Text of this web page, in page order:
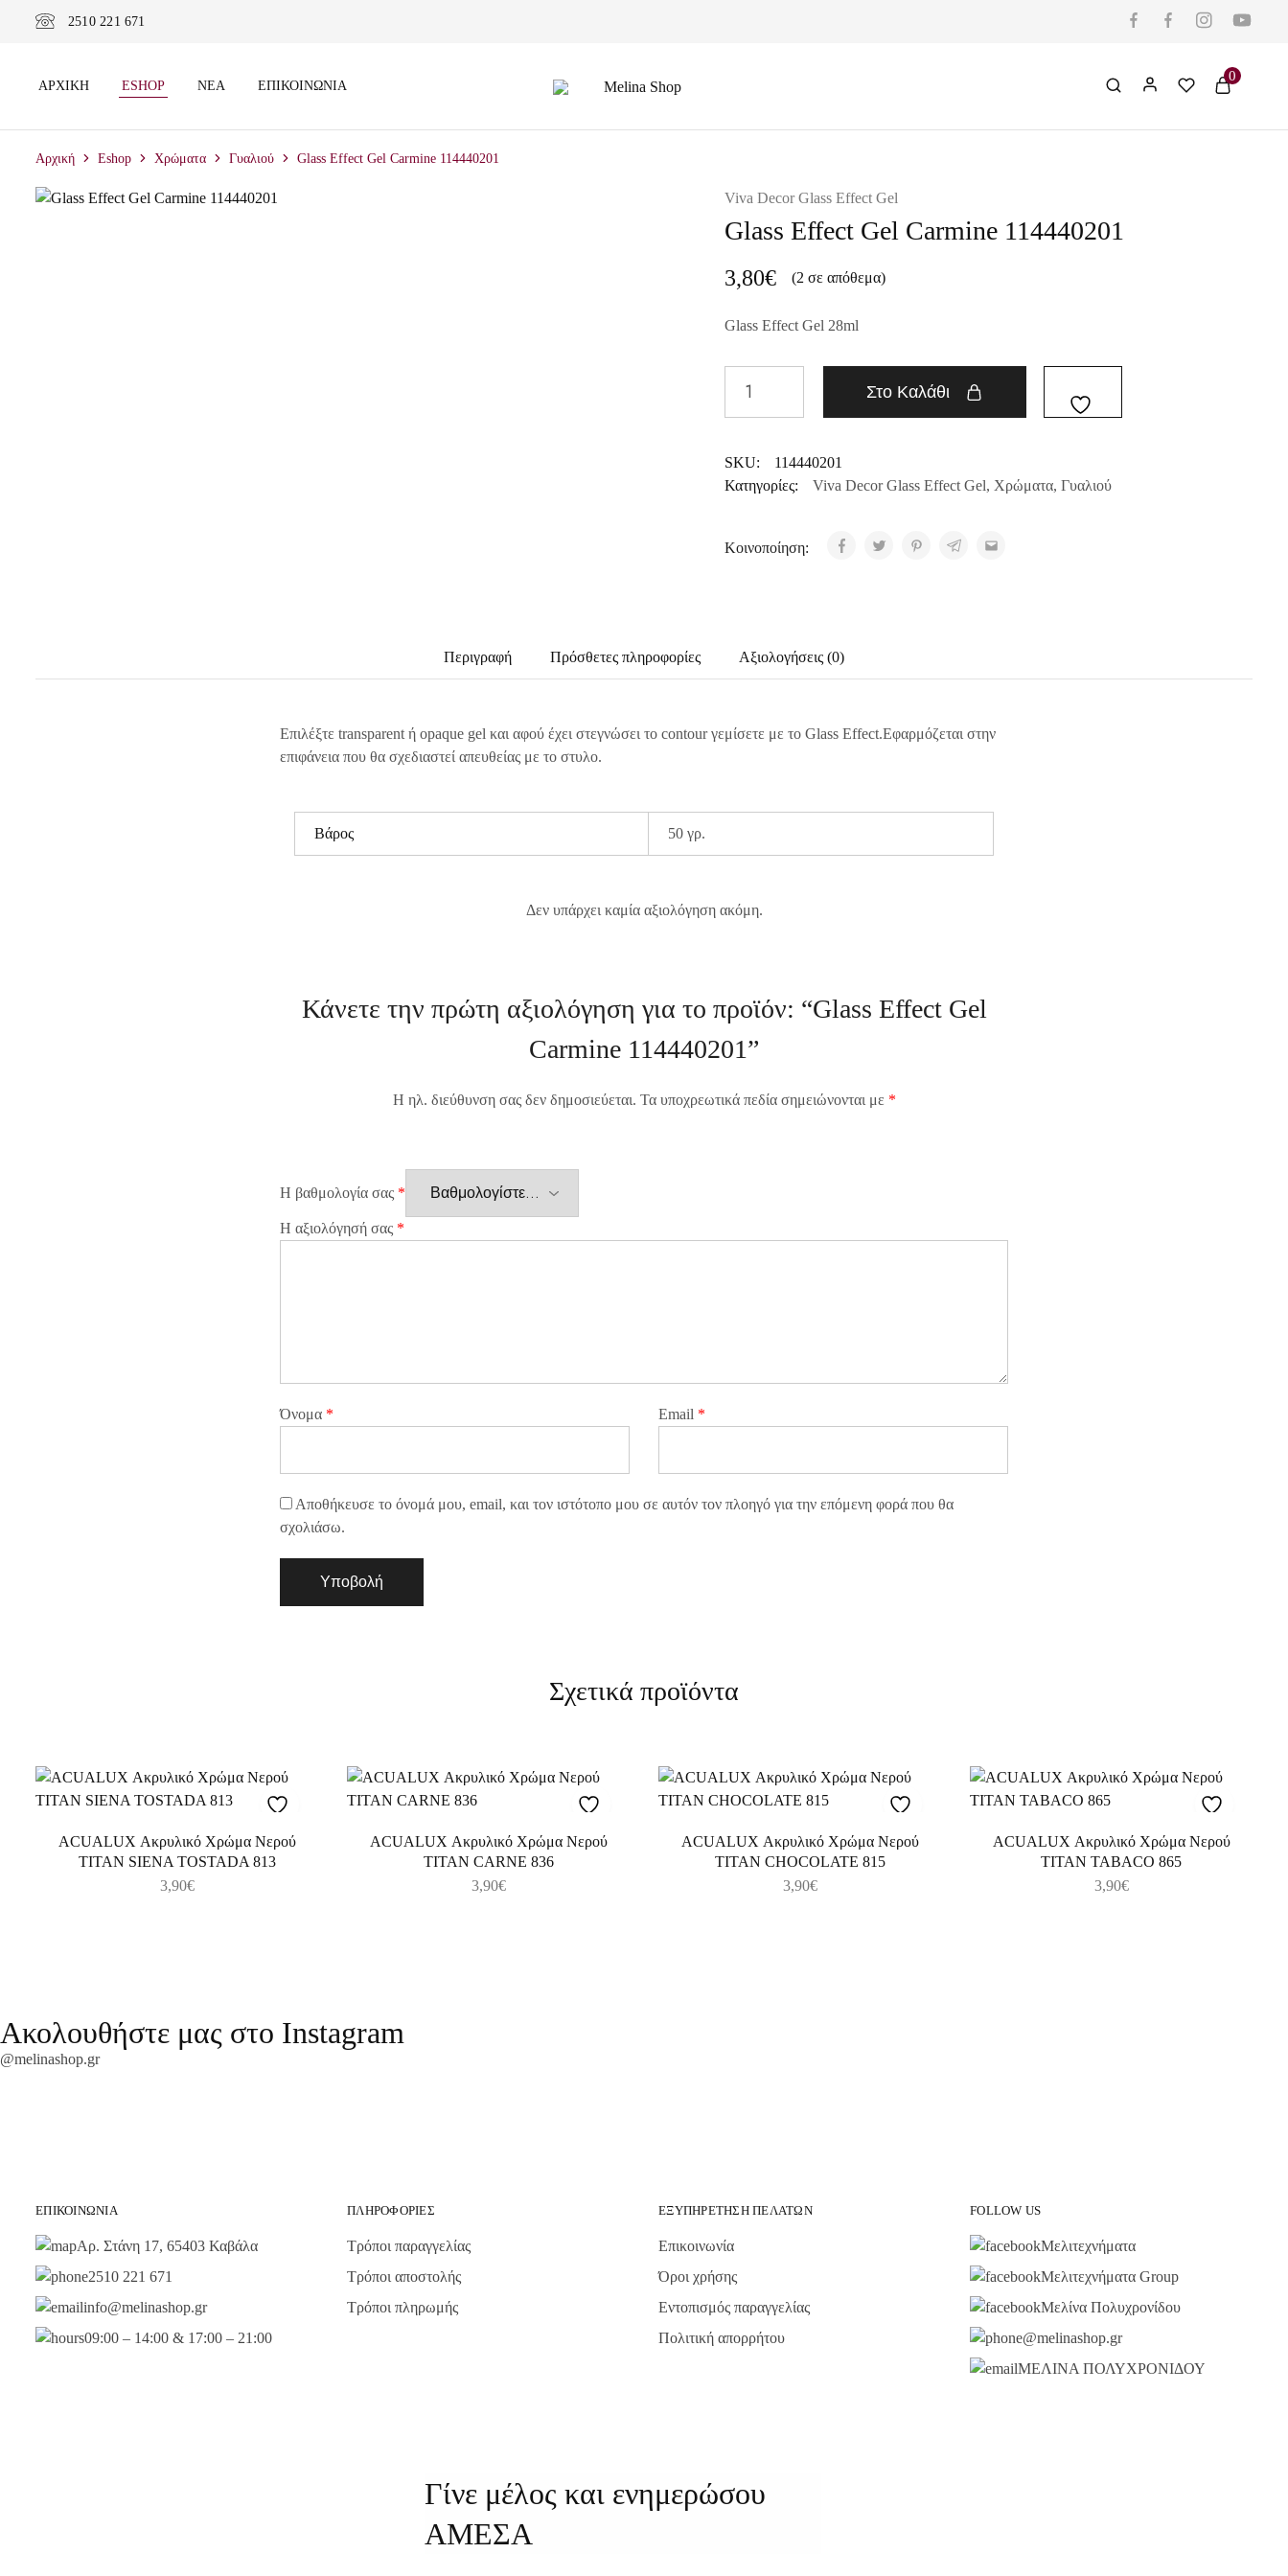
2510 221 671
ΑΡΧΙΚΉ ESHOP ΝΈΑ ΕΠΙΚΟΙΝΩΝΊΑ
Melina
0
Αρχική Eshop Χρώματα Γυαλιού Glass Effect Gel Carmine 114440201
Viva Decor Glass Effect Gel
Glass Effect Gel Carmine 114440201
3,80€ (2 σε απόθεμα)
Glass Effect Gel 28ml
Στο Καλάθι
SKU:
114440201
Κατηγορίες:
Viva Decor Glass Effect Gel, Χρώματα, Γυαλιού
Κοινοποίηση:
Περιγραφή Πρόσθετες πληροφορίες Αξιολογήσεις (0)
Επιλέξτε transparent ή opaque gel και αφού έχει στεγνώσει το contour γεμίσετε με το Glass Effect.Εφαρμόζεται στην
επιφάνεια που θα σχεδιαστεί απευθείας με το στυλο.
Βάρος 50 γρ.
Δεν υπάρχει καμία αξιολόγηση ακόμη.
Κάνετε την πρώτη αξιολόγηση για το προϊόν: “Glass Effect Gel
Carmine 114440201”
Η ηλ. διεύθυνση σας δεν δημοσιεύεται. Τα υποχρεωτικά πεδία σημειώνονται με *
Η βαθμολογία σας *
Η αξιολόγησή σας *
Όνομα * Email *
Αποθήκευσε το όνομά μου, email, και τον ιστότοπο μου σε αυτόν τον πλοηγό για την επόμενη φορά που θα
σχολιάσω.
Σχετικά προϊόντα
ACUALUX Ακρυλικό Χρώμα Νερού
TITAN SIENA TOSTADA 813
3,90€
ACUALUX Ακρυλικό Χρώμα Νερού
TITAN CARNE 836
3,90€
ACUALUX Ακρυλικό Χρώμα Νερού
TITAN CHOCOLATE 815
3,90€
ACUALUX Ακρυλικό Χρώμα Νερού
TITAN TABACO 865
3,90€
Ακολουθήστε μας στο Instagram
@melinashop.gr
ΕΠΙΚΟΙΝΩΝΊΑ
Αρ. Στάνη 17, 65403 Καβάλα
2510 221 671
info@melinashop.gr
09:00 – 14:00 & 17:00 – 21:00
ΠΛΗΡΟΦΟΡΊΕΣ
Τρόποι παραγγελίας
Τρόποι αποστολής
Τρόποι πληρωμής
ΕΞΥΠΗΡΈΤΗΣΗ ΠΕΛΑΤΏΝ
Επικοινωνία
Όροι χρήσης
Εντοπισμός παραγγελίας
Πολιτική απορρήτου
FOLLOW US
Μελιτεχνήματα
Μελιτεχνήματα Group
Μελίνα Πολυχρονίδου
@melinashop.gr
ΜΕΛΙΝΑ ΠΟΛΥΧΡΟΝΙΔΟΥ
Γίνε μέλος και ενημερώσου
ΑΜΕΣΑ